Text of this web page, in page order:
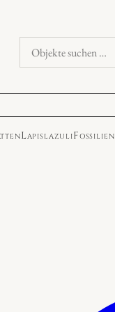
Objekte
suchen
LapislazuliFossilien